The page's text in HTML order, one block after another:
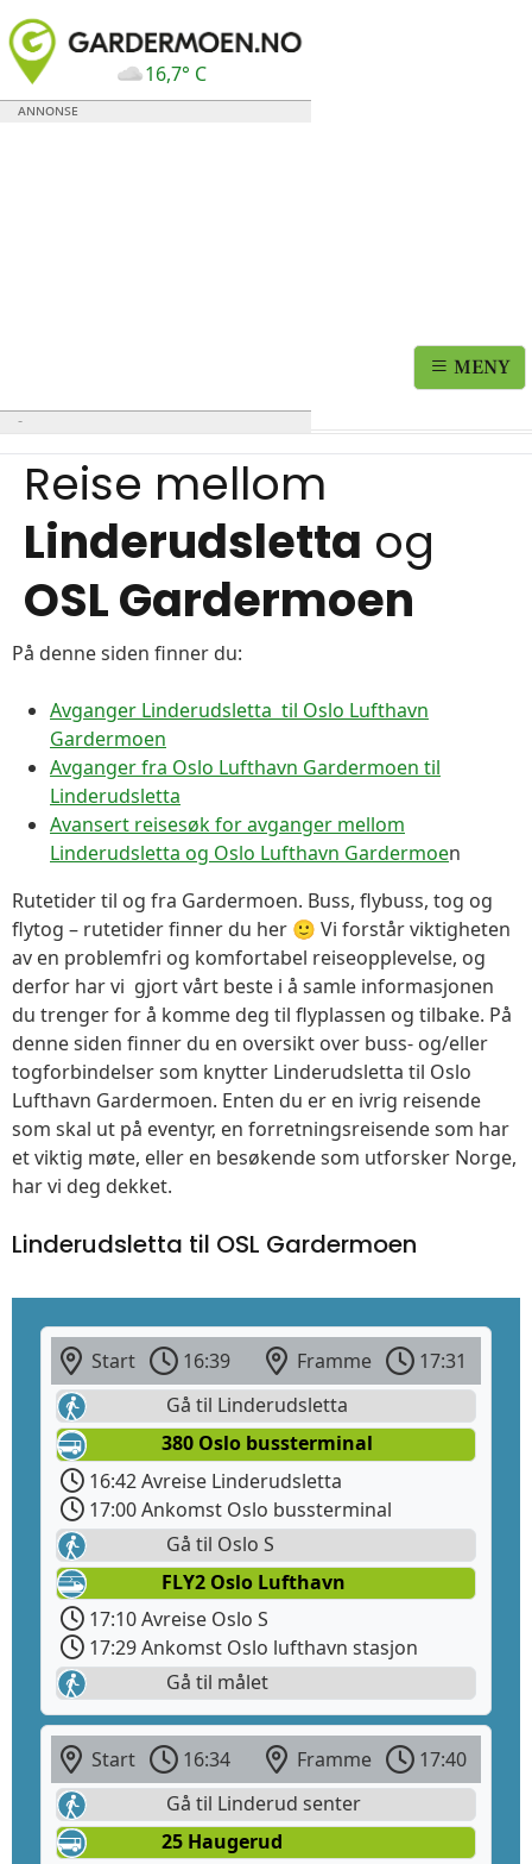
16,7° C
MENY
Reise mellom
Linderudsletta og
OSL Gardermoen
På denne siden finner du:
Avganger Linderudsletta til Oslo Lufthavn
Gardermoen
Avganger fra Oslo Lufthavn Gardermoen til
Linderudsletta
Avansert reisesøk for avganger mellom
Linderudsletta og Oslo Lufthavn Gardermoen
Rutetider til og fra Gardermoen. Buss, flybuss, tog og
flytog – rutetider finner du her 🙂 Vi forstår viktigheten
av en problemfri og komfortabel reiseopplevelse, og
derfor har vi gjort vårt beste i å samle informasjonen
du trenger for å komme deg til flyplassen og tilbake. På
denne siden finner du en oversikt over buss- og/eller
togforbindelser som knytter Linderudsletta til Oslo
Lufthavn Gardermoen. Enten du er en ivrig reisende
som skal ut på eventyr, en forretningsreisende som har
et viktig møte, eller en besøkende som utforsker Norge,
har vi deg dekket.
Linderudsletta til OSL Gardermoen
Start 16:39 Framme
17:31
Gå til Linderudsletta
380 Oslo bussterminal
16:42 Avreise Linderudsletta
17:00 Ankomst Oslo bussterminal
Gå til Oslo S
FLY2 Oslo Lufthavn
17:10 Avreise Oslo S
17:29 Ankomst Oslo lufthavn stasjon
Gå til målet
Start 16:34 Framme
17:40
Gå til Linderud senter
25 Haugerud